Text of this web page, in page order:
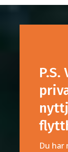
Du har